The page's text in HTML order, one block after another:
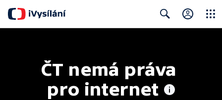
ČT nemá práva
pro internet